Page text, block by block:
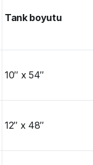
Tank boyutu
10″ x 54″
12″ x 48″